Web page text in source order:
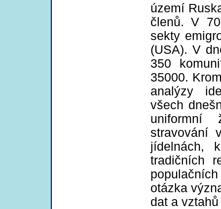
území
členů. V
sekty
(USA). V
350
35000.
analýzy
všech
uniformní
stravování
jídelnách,
tradičních
otázka
dat a